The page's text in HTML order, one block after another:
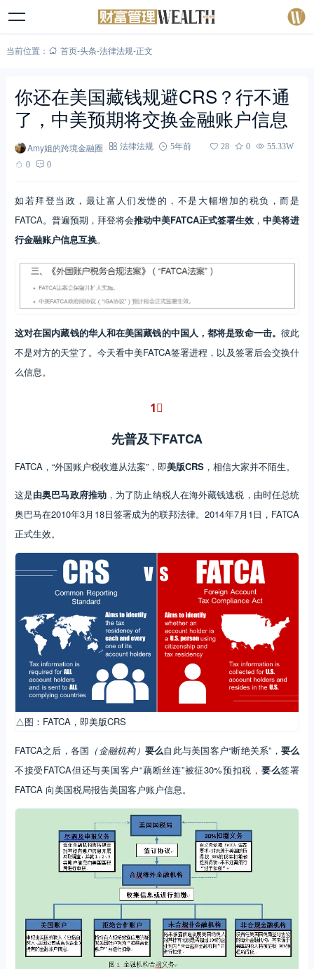
当前位置： 首页-头条-法律法规-正文
你还在美国藏钱规避CRS？行不通
了，中美预期将交换金融账户信息
Amy姐的跨境金融圈 法律法规 5年前 28 0
55.33W
0
0
如若拜登当政，最让富人们发憷的，不是大幅增加的税负，而是
FATCA。普遍预期，拜登将会推动中美FATCA正式签署生效 ，中美将进
行金融账户信息互换。
这对在国内藏钱的华人和在美国藏钱的中国人，都将是致命一击。 彼此
不是对方的天堂了。今天看中美FATCA签署进程，以及签署后会交换什
么信息。
1︎⃣
先普及下FATCA
FATCA，“外国账户税收遵从法案”，即美版CRS，相信大家并不陌生。
这是由奥巴马政府推动 ，为了防止纳税人在海外藏钱逃税，由时任总统
奥巴马在2010年3月18日签署成为的联邦法律。2014年7月1日，FATCA
正式生效。
△图：FATCA，即美版CRS
FATCA之后，各国 （金融机构） 要么自此与美国客户“断绝关系”， 要么
不接受FATCA但还与美国客户“藕断丝连”被征30%预扣税， 要么签署
FATCA 向美国税局报告美国客户账户信息。